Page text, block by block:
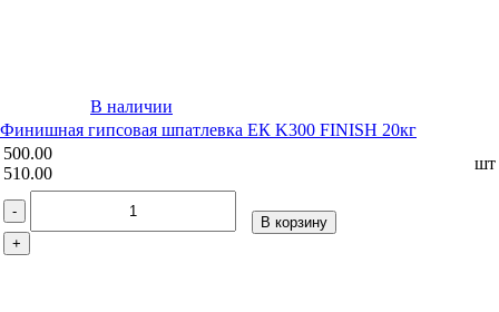
В наличии
Финишная гипсовая шпатлевка ЕК K300 FINISH 20кг
500.00
510.00
шт
-
+
В корзину